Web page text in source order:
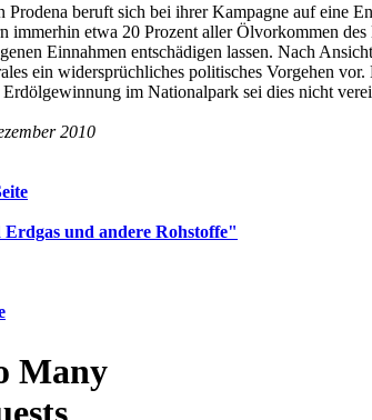
beruft sich bei ihrer Kampagne auf eine
immerhin etwa 20 Prozent aller Ölvorkommen
Einnahmen entschädigen lassen. Nach
ein widersprüchliches politisches Vorgehen
im Nationalpark sei dies nicht
2010
und andere Rohstoffe"